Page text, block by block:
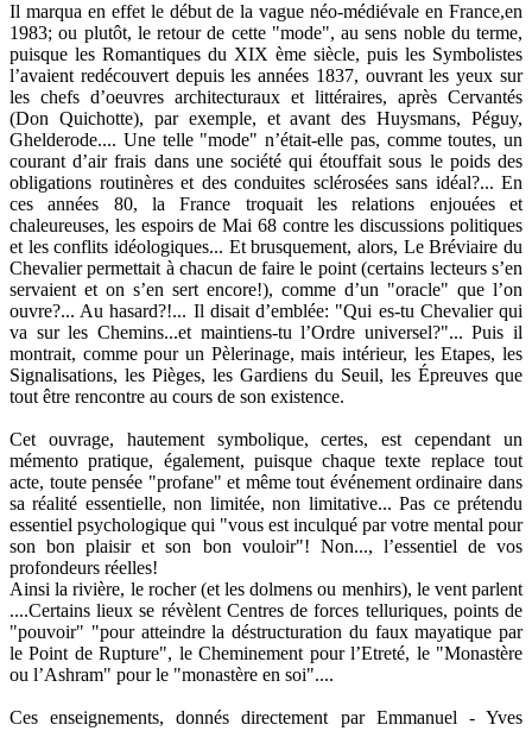
Il marqua en effet le début de la vague néo-médiévale en France,en
1983; ou plutôt, le retour de cette "mode", au sens noble du terme,
puisque les Romantiques du XIX ème siècle, puis les Symbolistes
l’avaient redécouvert depuis les années 1837, ouvrant les yeux sur
les chefs d’oeuvres architecturaux et littéraires, après Cervantés
(Don Quichotte), par exemple, et avant des Huysmans, Péguy,
Ghelderode.... Une telle "mode" n’était-elle pas, comme toutes, un
courant d’air frais dans une société qui étouffait sous le poids des
obligations routinères et des conduites sclérosées sans idéal?... En
ces années 80, la France troquait les relations enjouées et
chaleureuses, les espoirs de Mai 68 contre les discussions politiques
et les conflits idéologiques... Et brusquement, alors, Le Bréviaire du
Chevalier permettait à chacun de faire le point (certains lecteurs s’en
servaient et on s’en sert encore!), comme d’un "oracle" que l’on
ouvre?... Au hasard?!... Il disait d’emblée: "Qui es-tu Chevalier qui
va sur les Chemins...et maintiens-tu l’Ordre universel?"... Puis il
montrait, comme pour un Pèlerinage, mais intérieur, les Etapes, les
Signalisations, les Pièges, les Gardiens du Seuil, les Épreuves que
tout être rencontre au cours de son existence.
Cet ouvrage, hautement symbolique, certes, est cependant un
mémento pratique, également, puisque chaque texte replace tout
acte, toute pensée "profane" et même tout événement ordinaire dans
sa réalité essentielle, non limitée, non limitative... Pas ce prétendu
essentiel psychologique qui "vous est inculqué par votre mental pour
son bon plaisir et son bon vouloir"! Non..., l’essentiel de vos
profondeurs réelles!
Ainsi la rivière, le rocher (et les dolmens ou menhirs), le vent parlent
....Certains lieux se révèlent Centres de forces telluriques, points de
"pouvoir" "pour atteindre la déstructuration du faux mayatique par
le Point de Rupture", le Cheminement pour l’Etreté, le "Monastère
ou l’Ashram" pour le "monastère en soi"....
Ces enseignements, donnés directement par Emmanuel - Yves